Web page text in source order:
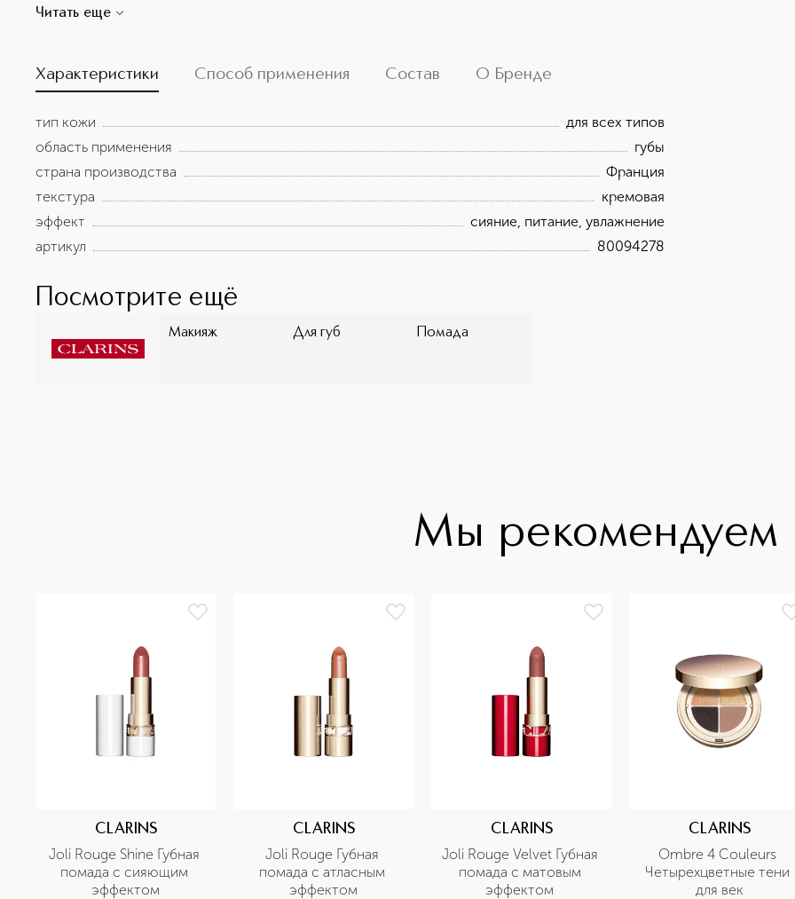
текстура приятно обволакивает губы, делая их гладкими и мягкими. Одновременно помада
Читать еще
Характеристики Способ применения Состав О Бренде
тип кожи
для всех типов
область применения
губы
страна производства
Франция
текстура
кремовая
эффект
сияние, питание, увлажнение
артикул
80094278
Посмотрите ещё
Макияж Для губ Помада
Мы рекомендуем
CLARINS
Joli Rouge Shine Губная
помада с сияющим
эффектом
CLARINS
Joli Rouge Губная
помада с атласным
эффектом
CLARINS
Joli Rouge Velvet Губная
помада с матовым
CLARINS
Ombre 4 Couleurs
Четырехцветные тени
для век